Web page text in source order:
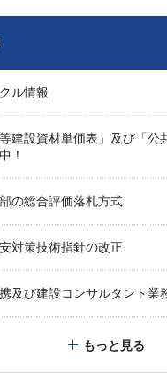
ル情報
等建設資材単価表」及び「公
！
の総合評価落札方式
対策技術指針の改正
及び建設コンサルタント業
もっと見る